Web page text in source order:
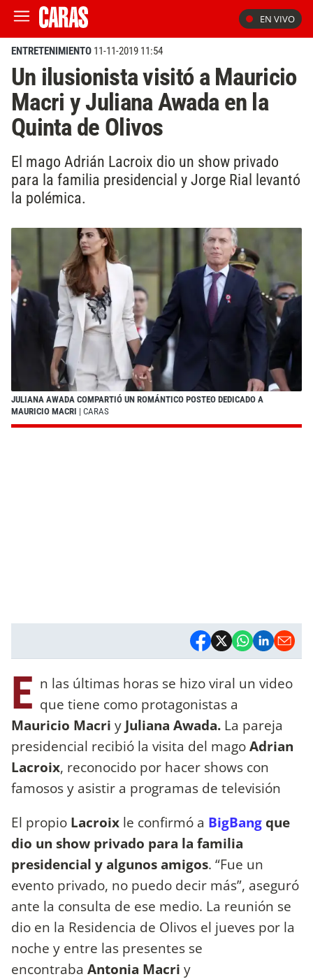
EN VIVO
ENTRETENIMIENTO 11-11-2019 11:54
Un ilusionista visitó a Mauricio
Macri y Juliana Awada en la
Quinta de Olivos
El mago Adrián Lacroix dio un show privado
para la familia presidencial y Jorge Rial levantó
la polémica.
JULIANA AWADA COMPARTIÓ UN ROMÁNTICO POSTEO DEDICADO A
MAURICIO MACRI | CARAS
E n las últimas horas se hizo viral un video
que tiene como protagonistas a
Mauricio Macri y Juliana Awada. La pareja
presidencial recibió la visita del magoAdrian
Lacroix, reconocido por hacer shows con
famosos y asistir a programas de televisión
El propio Lacroix le confirmó a BigBangque
dio un show privado para la familia
presidencial y algunos amigos. “Fue un
evento privado, no puedo decir más”, aseguró
ante la consulta de ese medio. La reunión se
dio en la Residencia de Olivos el jueves por la
noche y entre las presentes se
encontraba Antonia Macri y